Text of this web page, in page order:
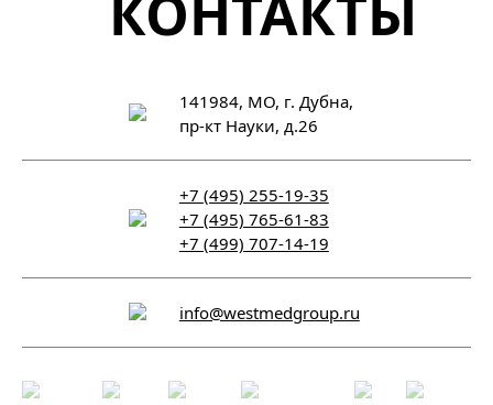
141984, МО, г. Дубна,
пр-кт Науки, д.26
+7 (495) 255-19-35
+7 (495) 765-61-83
+7 (499) 707-14-19
info@westmedgroup.ru